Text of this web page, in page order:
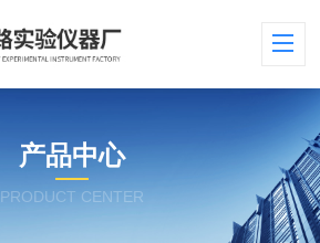
产品中心
PRODUCT CENTER